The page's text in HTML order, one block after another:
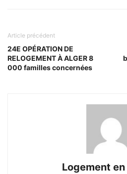
Article précédent
24E OPÉRATION DE
RELOGEMENT À ALGER 8
000 familles concernées
Logement